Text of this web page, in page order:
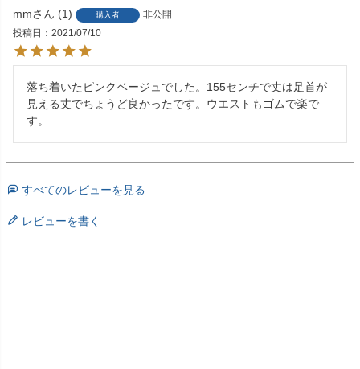
mm 1 購入者
非公開
投稿日
2021/07/10
落ち着いたピンクベージュでした。155センチで丈は足首が
見える丈でちょうど良かったです。ウエストもゴムで楽で
す。
すべてのレビューを見る
レビューを書く